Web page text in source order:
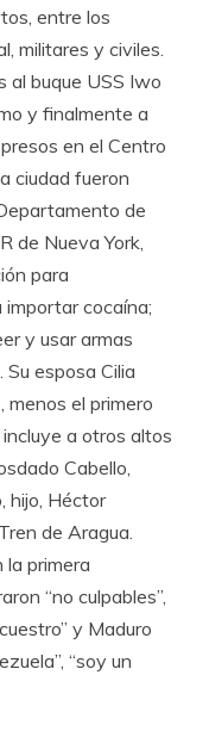
entre los
militares y civiles.
al buque USS Iwo
y finalmente a
en el Centro
ciudad fueron
de
de Nueva York,
para
importar cocaína;
y usar armas
esposa Cilia
menos el primero
a otros altos
Cabello,
hijo, Héctor
de Aragua.
la primera
“no culpables”,
y Maduro
“soy un